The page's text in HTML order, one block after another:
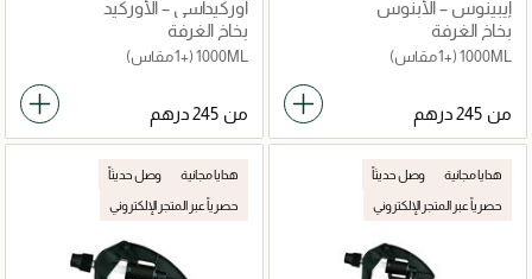
إيبينوس – الأبنوس
بخاخ الغرفة
1000ML (+1 مقاس)
من
أوركيداسي – الأوركيد
بخاخ الغرفة
1000ML (+1 مقاس)
من
هدايا مجانية وصل حديثاً
حصرياً عبر المتجر الإلكتروني
هدايا مجانية وصل حديثاً
حصرياً عبر المتجر الإلكتروني